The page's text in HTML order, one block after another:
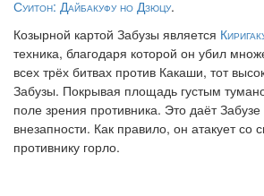
Суитон: Дайбакуфу но Дзюцу.
Козырной картой Забузы является
техника, благодаря которой он убил
всех трёх битвах против Какаши, тот
Забузы. Покрывая площадь густым
поле зрения противника. Это даёт
внезапности. Как правило, он атакует со
противнику горло.